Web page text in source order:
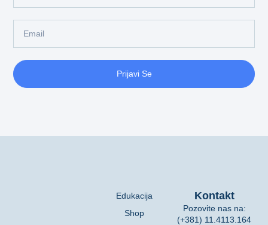
Prijavi Se
Edukacija
Shop
Kontakt
Pozovite nas na:
(+381) 11.4113.164